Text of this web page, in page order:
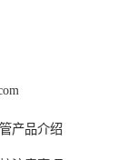
产品介绍